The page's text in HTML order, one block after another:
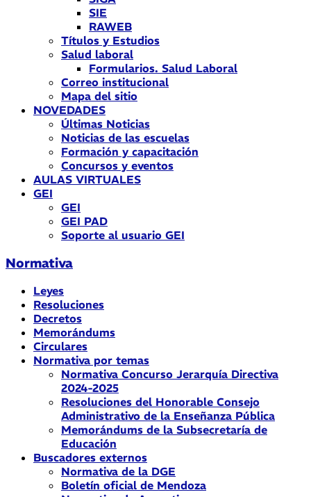
SIE
RAWEB
Títulos y Estudios
Salud laboral
Formularios. Salud Laboral
Correo institucional
Mapa del sitio
NOVEDADES
Últimas Noticias
Noticias de las escuelas
Formación y capacitación
Concursos y eventos
AULAS VIRTUALES
GEI
GEI
GEI PAD
Soporte al usuario GEI
Normativa
Leyes
Resoluciones
Decretos
Memorándums
Circulares
Normativa por temas
Normativa Concurso Jerarquía Directiva
2024-2025
Resoluciones del Honorable Consejo
Administrativo de la Enseñanza Pública
Memorándums de la Subsecretaría de
Educación
Buscadores externos
Normativa de la DGE
Boletín oficial de Mendoza